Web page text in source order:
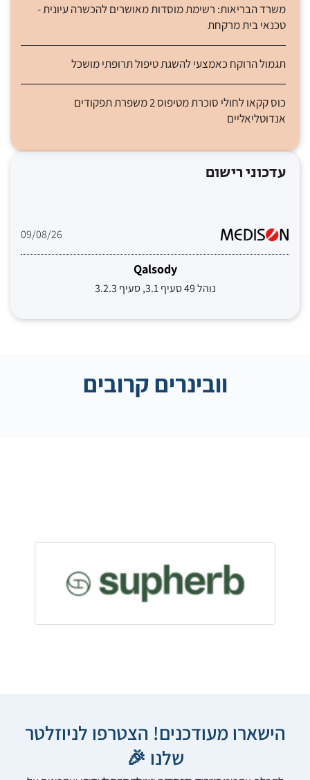
משרד הבריאות: רשימת מוסדות מאושרים להכשרה עיונית -
טכנאי בית מרקחת
תגמול הרוקח כאמצעי להשגת טיפול תרופתי מושכל
כוס קקאו לחולי סוכרת מטיפוס 2 משפרת תפקודים
אנדוטליאליים
עדכוני רישום
09/08/26
Qalsody
נוהל 49 סעיף 3.1, סעיף 3.2.3
וובינרים קרובים
הישארו מעודכנים! הצטרפו לניוזלטר
שלנו 🎉